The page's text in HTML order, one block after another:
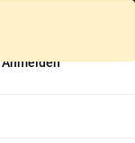
Anmelden